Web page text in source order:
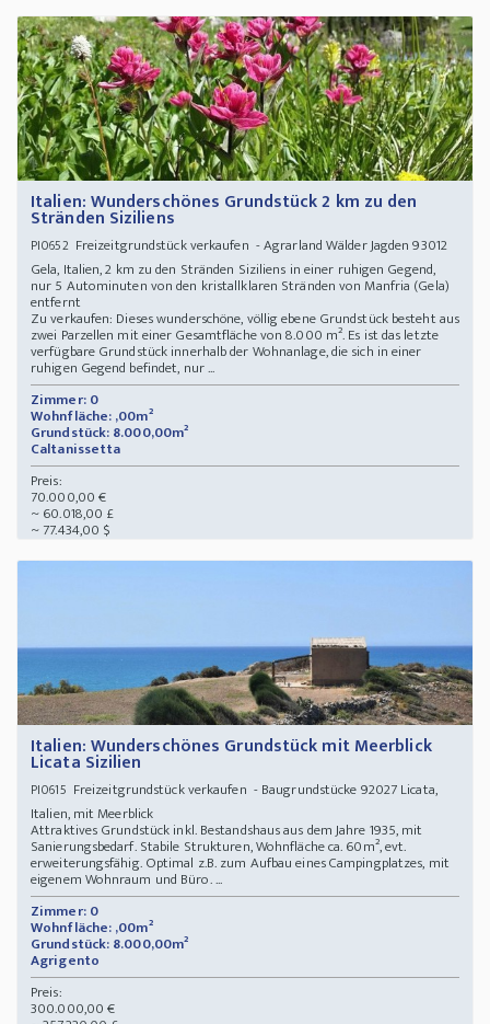
Italien: Wunderschönes Grundstück 2 km zu den
Stränden Siziliens
PI0652Freizeitgrundstück verkaufen - Agrarland Wälder Jagden 93012
Gela, Italien, 2 km zu den Stränden Siziliens in einer ruhigen Gegend,
nur 5 Autominuten von den kristallklaren Stränden von Manfria (Gela)
entfernt
Zu verkaufen: Dieses wunderschöne, völlig ebene Grundstück besteht aus
zwei Parzellen mit einer Gesamtfläche von 8.000 m². Es ist das letzte
verfügbare Grundstück innerhalb der Wohnanlage, die sich in einer
ruhigen Gegend befindet, nur ...
Zimmer: 0
Wohnfläche: ,00m²
Grundstück: 8.000,00m²
Caltanissetta
Preis:
70.000,00 €
~ 60.018,00 £
~ 77.434,00 $
Italien: Wunderschönes Grundstück mit Meerblick
Licata Sizilien
PI0615 Freizeitgrundstück verkaufen - Baugrundstücke 92027 Licata,
Italien, mit Meerblick
Attraktives Grundstück inkl. Bestandshaus aus dem Jahre 1935, mit
Sanierungsbedarf. Stabile Strukturen, Wohnfläche ca. 60m², evt.
erweiterungsfähig. Optimal z.B. zum Aufbau eines Campingplatzes, mit
eigenem Wohnraum und Büro. ...
Zimmer: 0
Wohnfläche: ,00m²
Grundstück: 8.000,00m²
Agrigento
Preis:
300.000,00 €